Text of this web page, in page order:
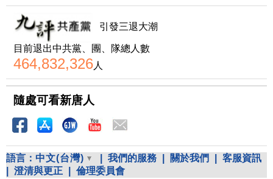
引發三退大潮
目前退出中共黨、團、隊總人數
464,832,326人
隨處可看新唐人
語言： 中文(台灣) 我們的服務 關於我們
客服資訊
澄清與更正 倫理委員會